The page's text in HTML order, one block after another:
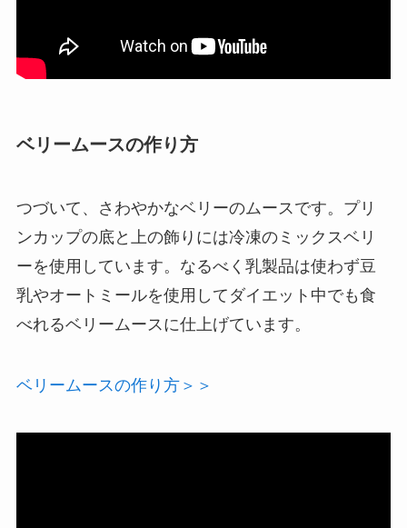
ベリームースの作り方
つづいて、さわやかなベリーのムースです。プリ
ンカップの底と上の飾りには冷凍のミックスベリ
ーを使用しています。なるべく乳製品は使わず豆
乳やオートミールを使用してダイエット中でも食
べれるベリームースに仕上げています。
ベリームースの作り方＞＞